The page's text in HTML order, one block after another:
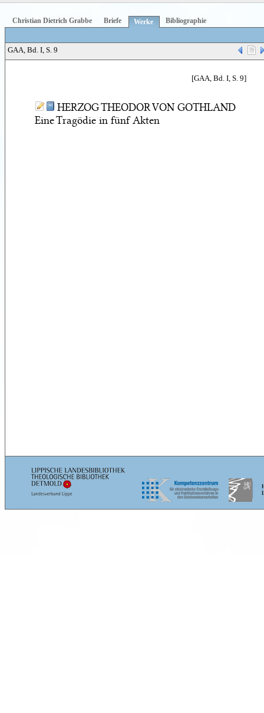
Christian Dietrich Grabbe Briefe Werke Bibliographie
GAA, Bd. I, S. 9
[GAA, Bd. I, S. 9]
HERZOG THEODOR VON GOTHLAND
Eine Tragödie in fünf Akten